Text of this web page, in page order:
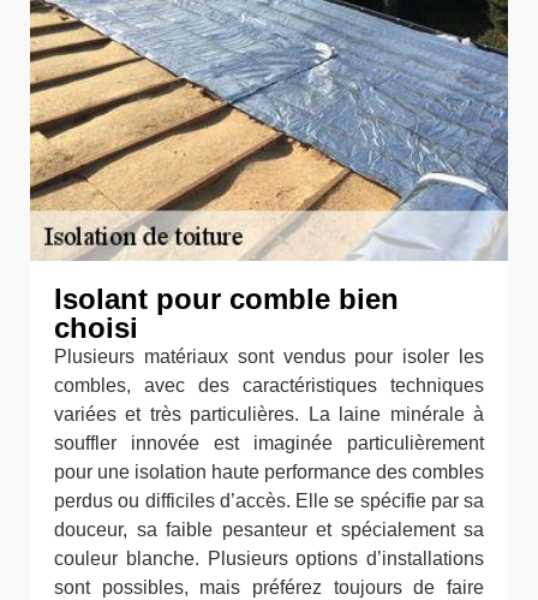
Isolant pour comble bien
choisi
Plusieurs matériaux sont vendus pour isoler les
combles, avec des caractéristiques techniques
variées et très particulières. La laine minérale à
souffler innovée est imaginée particulièrement
pour une isolation haute performance des combles
perdus ou difficiles d’accès. Elle se spécifie par sa
douceur, sa faible pesanteur et spécialement sa
couleur blanche. Plusieurs options d’installations
sont possibles, mais préférez toujours de faire